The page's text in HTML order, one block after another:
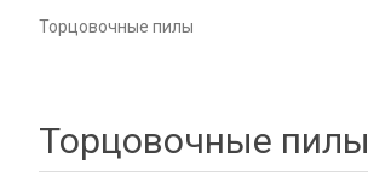
Торцовочные пилы
Торцовочные пилы